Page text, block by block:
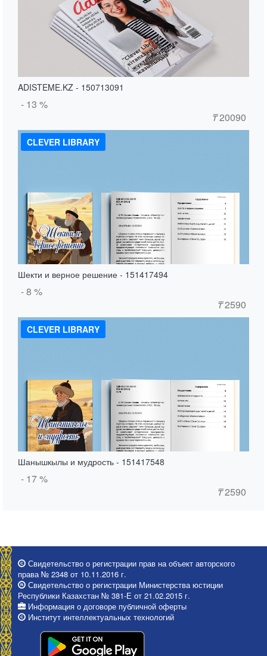
ADISTEME.KZ - 150713091
- 13 %
₸20090
CLEVER LIBRARY
Шекти и верное решение - 151417494
- 8 %
₸2590
CLEVER LIBRARY
Шанышкылы и мудрость - 151417548
- 17 %
₸2590
Свидетельство о регистрации прав на объект авторского
права № 2348 от 10.11.2016 г.
Свидетельство о регистрации Министерства юстиции
Республики Казахстан № 381-Е от 21.02.2015 г.
Информация о договоре публичной оферты
Институт интеллектуальных технологий